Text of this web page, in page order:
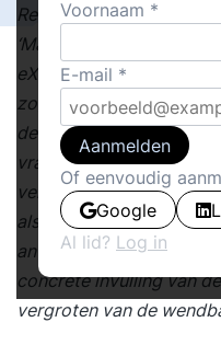
Regelmatig organiseert
‘Management Innovation
eXchange’ (MIX), een
zogenaamde
deskundigen en praktijk-
vraagstelling: ‘hoe
veranderen als onze
als organisatie
antwoorden op deze
concrete invulling van
vergroten van de
Voornaam
E-mail
Aanmelden
Of eenvoudig
Google
Al lid? Log in